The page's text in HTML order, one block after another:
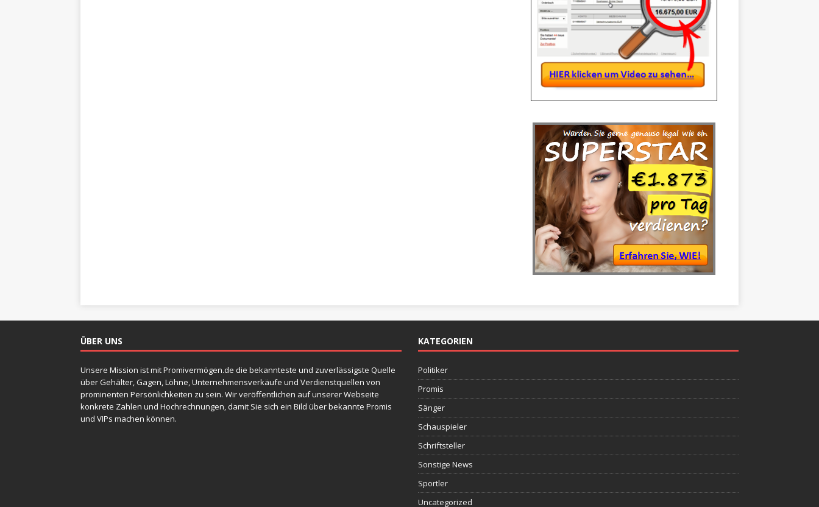
ÜBER UNS
Unsere Mission ist mit Promivermögen.de die bekannteste und zuverlässigste Quelle
über Gehälter, Gagen, Löhne, Unternehmensverkäufe und Verdienstquellen von
prominenten Persönlichkeiten zu sein. Wir veröffentlichen auf unserer Webseite
konkrete Zahlen und Hochrechnungen, damit Sie sich ein Bild über bekannte Promis
und VIPs machen können.
KATEGORIEN
Politiker
Promis
Sänger
Schauspieler
Schriftsteller
Sonstige News
Sportler
Uncategorized